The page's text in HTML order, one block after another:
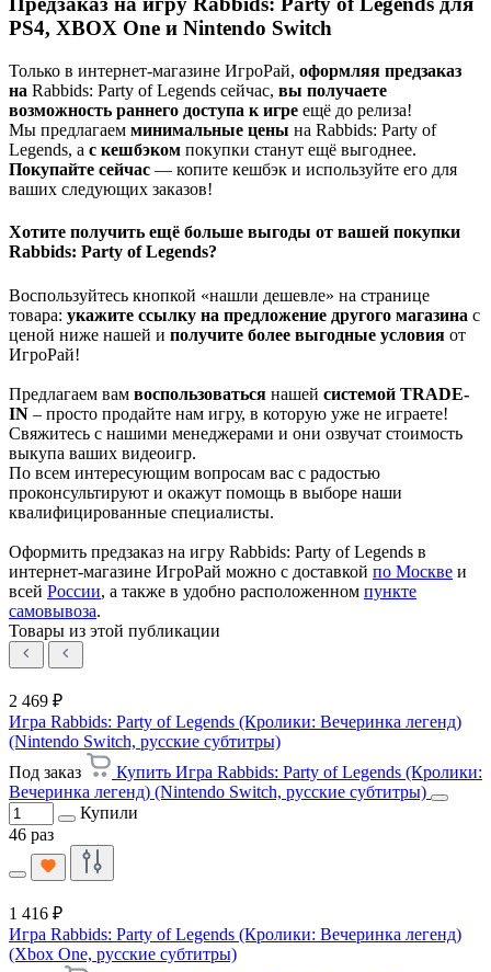
PS4, XBOX One и Nintendo Switch
Только в интернет-магазине ИгроРай, оформляя предзаказ
на Rabbids: Party of Legends сейчас, вы получаете
возможность раннего доступа к игре ещё до релиза!
Мы предлагаем минимальные цены на Rabbids: Party of
Legends, а с кешбэком покупки станут ещё выгоднее.
Покупайте сейчас — копите кешбэк и используйте его для
ваших следующих заказов!
Хотите получить ещё больше выгоды от вашей покупки
Rabbids: Party of Legends?
Воспользуйтесь кнопкой «нашли дешевле» на странице
товара: укажите ссылку на предложение другого магазина с
ценой ниже нашей и получите более выгодные условия от
ИгроРай!
Предлагаем вам воспользоваться нашей системой TRADE-
IN – просто продайте нам игру, в которую уже не играете!
Свяжитесь с нашими менеджерами и они озвучат стоимость
выкупа ваших видеоигр.
По всем интересующим вопросам вас с радостью
проконсультируют и окажут помощь в выборе наши
квалифицированные специалисты.
Оформить предзаказ на игру Rabbids: Party of Legends в
интернет-магазине ИгроРай можно с доставкой по Москве и
всей России, а также в удобно расположенном пункте
самовывоза.
Товары из этой публикации
2 469 ₽
Игра Rabbids: Party of Legends (Кролики: Вечеринка легенд)
(Nintendo Switch, русские субтитры)
Под заказ
Купить Игра Rabbids: Party of Legends (Кролики:
Вечеринка легенд) (Nintendo Switch, русские субтитры)
Купили
46 раз
1 416 ₽
Игра Rabbids: Party of Legends (Кролики: Вечеринка легенд)
(Xbox One, русские субтитры)